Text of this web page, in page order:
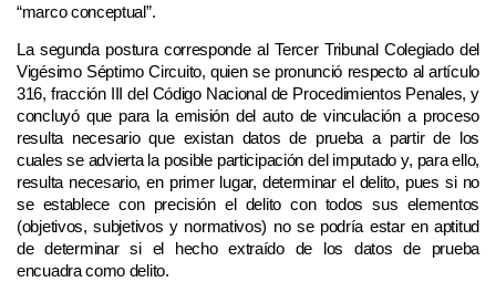
“marco conceptual”.
La segunda postura corresponde al Tercer Tribunal Colegiado del
Vigésimo Séptimo Circuito, quien se pronunció respecto al artículo
316, fracción III del Código Nacional de Procedimientos Penales, y
concluyó que para la emisión del auto de vinculación a proceso
resulta necesario que existan datos de prueba a partir de los
cuales se advierta la posible participación del imputado y, para ello,
resulta necesario, en primer lugar, determinar el delito, pues si no
se establece con precisión el delito con todos sus elementos
(objetivos, subjetivos y normativos) no se podría estar en aptitud
de determinar si el hecho extraído de los datos de prueba
encuadra como delito.